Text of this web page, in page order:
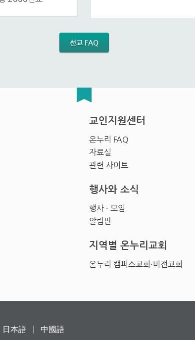
선교 FAQ
교인지원센터
온누리 FAQ
자료실
관련 사이트
행사와 소식
행사 · 모임
알림판
지역별 온누리교회
온누리 캠퍼스교회·비전교회
日本語 中國語